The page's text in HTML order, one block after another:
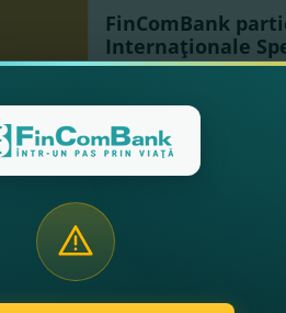
FinComBank
Internaţionale
FinComBank invită toţi
primi o consultaţie de
servicii bancare oferite.
Vezi mai mult
03.10.2016
FinComBank